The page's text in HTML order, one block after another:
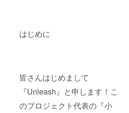
はじめに
皆さんはじめまして
『Unleash』と申します！こ
のプロジェクト代表の『小